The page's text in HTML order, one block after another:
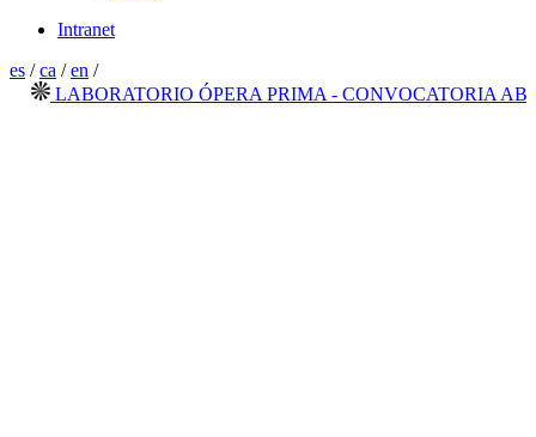
Intranet
es /ca /en /
LABORATORIO ÓPERA PRIMA - CONVOCATORIA